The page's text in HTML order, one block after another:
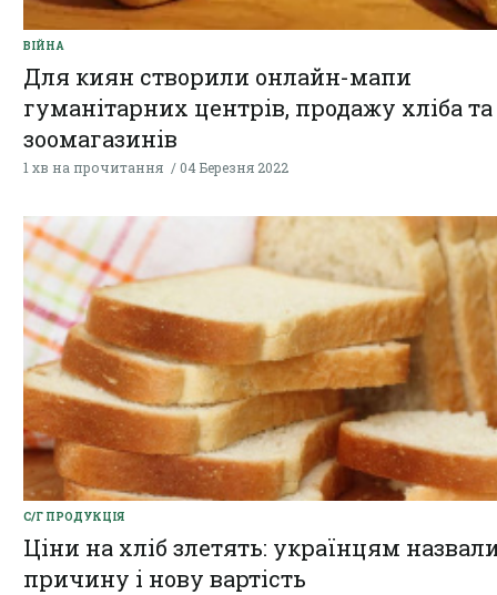
ВІЙНА
Для киян створили онлайн-мапи
гуманітарних центрів, продажу хліба та
зоомагазинів
1 хв на прочитання 04 Березня 2022
С/Г ПРОДУКЦІЯ
Ціни на хліб злетять: українцям
причину і нову вартість